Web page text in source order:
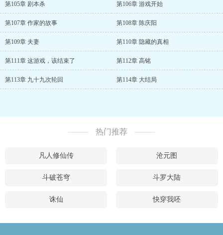
第105章 剧本杀 第106章 游戏开始
第107章 作家的故事 第108章 陈庆阳
第109章 夫妻 第110章 隐藏的真相
第111章 这游戏，该结束了 第112章 高铭
第113章 九十九次轮回 第114章 大结局
热门推荐
凡人修仙传 沧元图
斗破苍穹 斗罗大陆
诛仙 快穿我呸